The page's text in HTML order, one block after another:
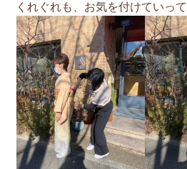
くれぐれも、お気を付けていっ